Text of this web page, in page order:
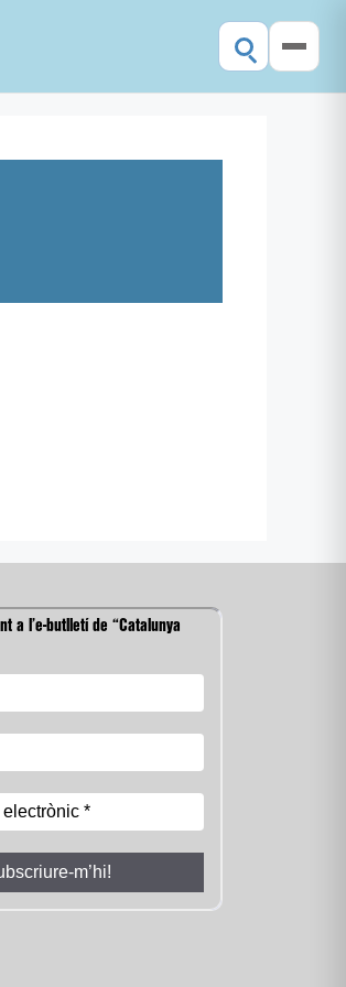
a l’e-butlletí de “Catalunya